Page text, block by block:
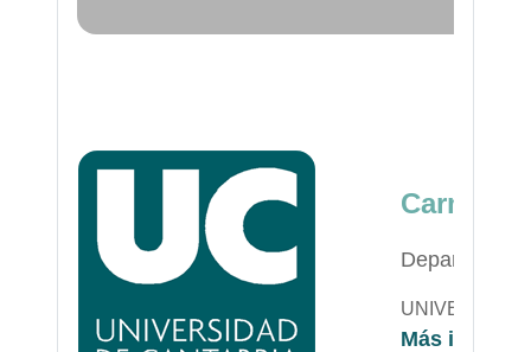
Carmen
Más